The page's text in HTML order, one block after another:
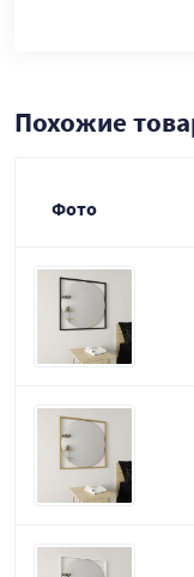
Похожие
Фото